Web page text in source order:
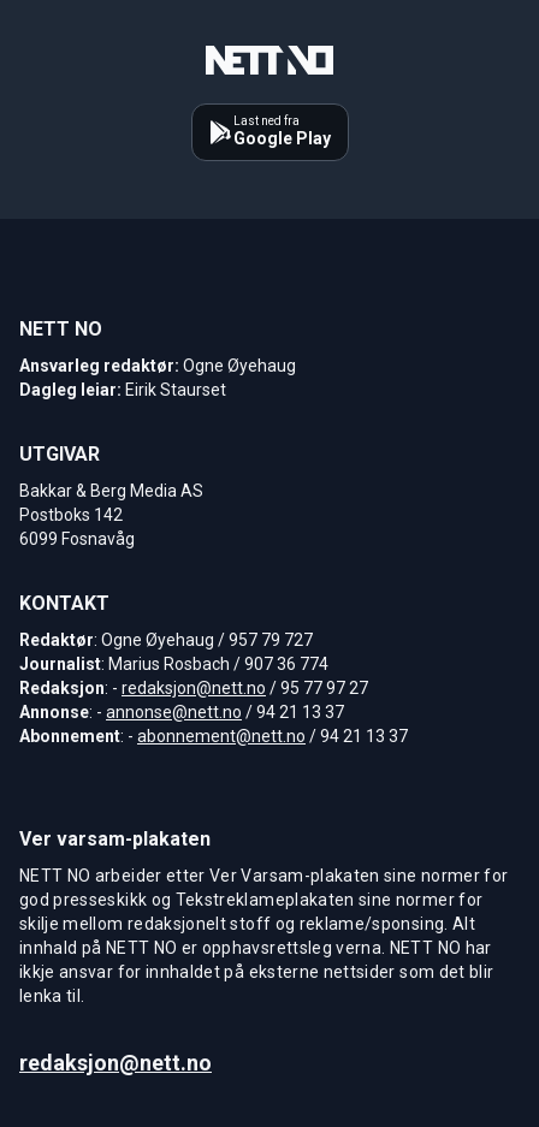
Last ned fra
Google Play
NETT NO
Ansvarleg redaktør: Ogne Øyehaug
Dagleg leiar: Eirik Staurset
UTGIVAR
Bakkar & Berg Media AS
Postboks 142
6099 Fosnavåg
KONTAKT
Redaktør: Ogne Øyehaug / 957 79 727
Journalist: Marius Rosbach / 907 36 774
Redaksjon: - redaksjon@nett.no / 95 77 97 27
Annonse: - annonse@nett.no / 94 21 13 37
Abonnement: - abonnement@nett.no / 94 21 13 37
Ver varsam-plakaten
NETT NO arbeider etter Ver Varsam-plakaten sine normer for
god presseskikk og Tekstreklameplakaten sine normer for
skilje mellom redaksjonelt stoff og reklame/sponsing. Alt
innhald på NETT NO er opphavsrettsleg verna. NETT NO har
ikkje ansvar for innhaldet på eksterne nettsider som det blir
lenka til.
redaksjon@nett.no